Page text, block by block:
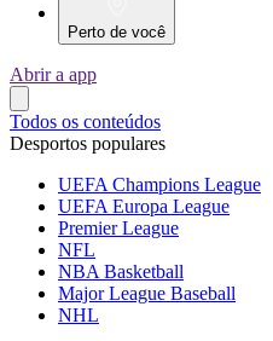
Perto de você
Abrir a app
Todos os conteúdos
Desportos populares
UEFA Champions League
UEFA Europa League
Premier League
NFL
NBA Basketball
Major League Baseball
NHL